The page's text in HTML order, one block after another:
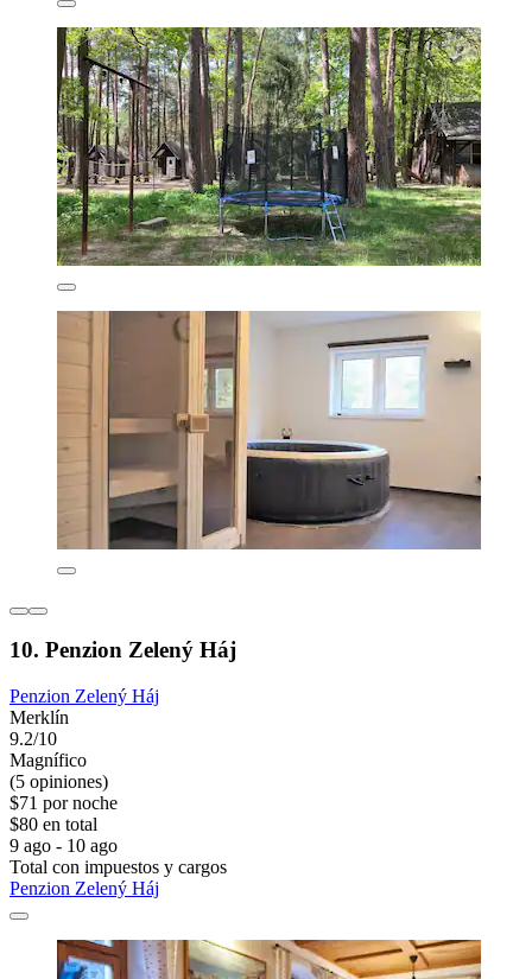
10. Penzion Zelený Háj
Penzion Zelený Háj
Merklín
9.2/10
Magnífico
(5 opiniones)
$71 por noche
$80 en total
9 ago - 10 ago
Total con impuestos y cargos
Penzion Zelený Háj